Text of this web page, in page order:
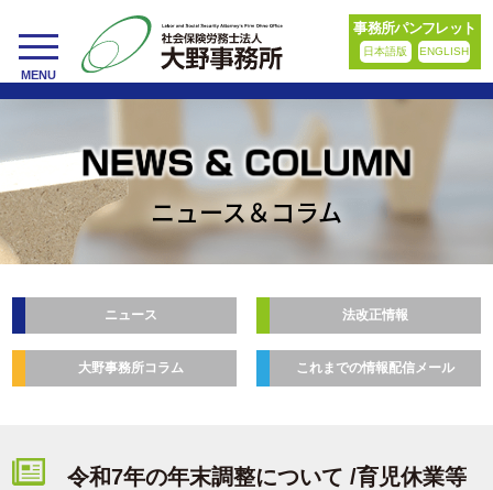
toggle
navigation
MENU
事務所パンフレット
日本語版 ENGLISH
ニュース＆コラム
ニュース 法改正情報
大野事務所コラム これまでの情報配信メール
令和7年の年末調整について /育児休業等